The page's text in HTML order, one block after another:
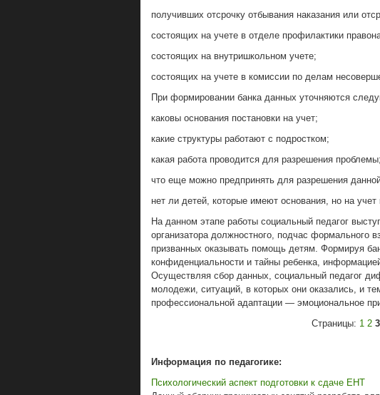
получивших отсрочку отбывания наказания или
состоящих на учете в отделе профилактики
состоящих на внутришкольном учете;
состоящих на учете в комиссии по делам
При формировании банка данных уточняются
каковы основания постановки на учет;
какие структуры работают с подростком;
какая работа проводится для разрешения проблемы;
что еще можно предпринять для разрешения
нет ли детей, которые имеют основания, но на учет
На данном этапе работы социальный педагог
организатора должностного, подчас формального
призванных оказывать помощь детям. Формируя
конфиденциальности и тайны ребенка,
Осуществляя сбор данных, социальный педагог
молодежи, ситуаций, в которых они оказались, и
профессиональной адаптации — эмоциональное
Страницы: 1 2 3
Информация по педагогике:
Психологический аспект подготовки к сдаче ЕНТ